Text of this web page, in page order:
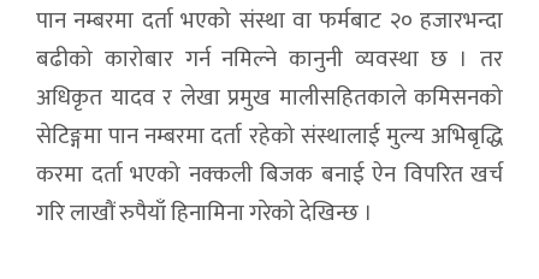
पान नम्बरमा दर्ता भएको संस्था वा फर्मबाट २० हजारभन्दा
बढीको कारोबार गर्न नमिल्ने कानुनी व्यवस्था छ । तर
अधिकृत यादव र लेखा प्रमुख मालीसहितकाले कमिसनको
सेटिङ्गमा पान नम्बरमा दर्ता रहेको संस्थालाई मुल्य अभिबृद्धि
करमा दर्ता भएको नक्कली बिजक बनाई ऐन विपरित खर्च
गरि लाखौं रुपैयाँ हिनामिना गरेको देखिन्छ ।